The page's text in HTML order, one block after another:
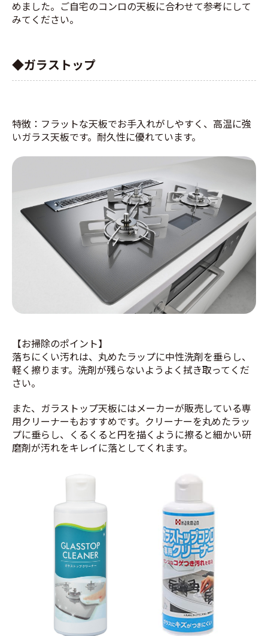
めました。ご自宅のコンロの天板に合わせて参考にして
みてください。
◆ガラストップ
特徴：フラットな天板でお手入れがしやすく、高温に強
いガラス天板です。耐久性に優れています。
【お掃除のポイント】
落ちにくい汚れは、丸めたラップに中性洗剤を垂らし、
軽く擦ります。洗剤が残らないようよく拭き取ってくだ
さい。
また、ガラストップ天板にはメーカーが販売している専
用クリーナーもおすすめです。クリーナーを丸めたラッ
プに垂らし、くるくると円を描くように擦ると細かい研
磨剤が汚れをキレイに落としてくれます。